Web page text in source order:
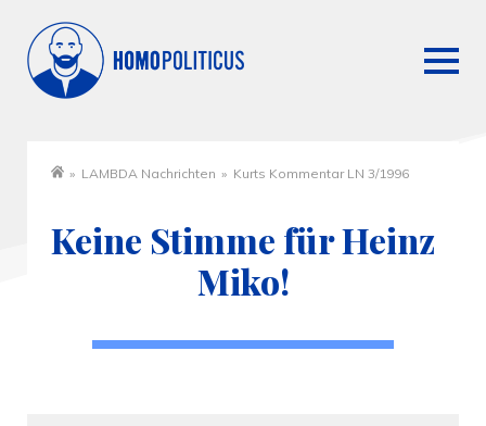
» LAMBDA Nachrichten » Kurts Kommentar LN 3/1996
Keine Stimme für Heinz
Miko!